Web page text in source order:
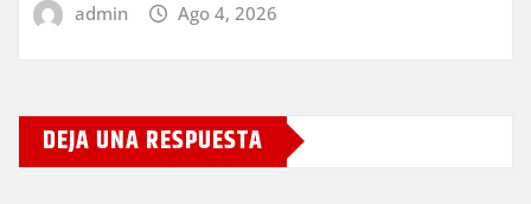
admin Ago 4, 2026
DEJA UNA RESPUESTA